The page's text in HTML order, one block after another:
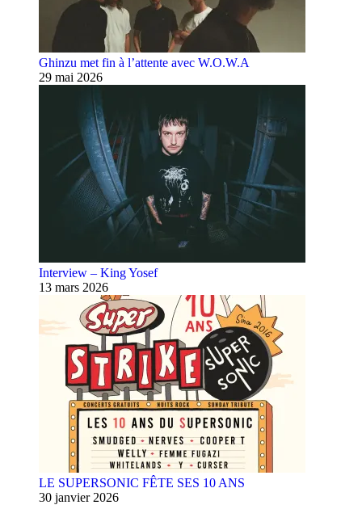
Ghinzu met fin à l’attente avec W.O.W.A
29 mai 2026
Interview – King Yosef
13 mars 2026
LE SUPERSONIC FÊTE SES 10 ANS
30 janvier 2026